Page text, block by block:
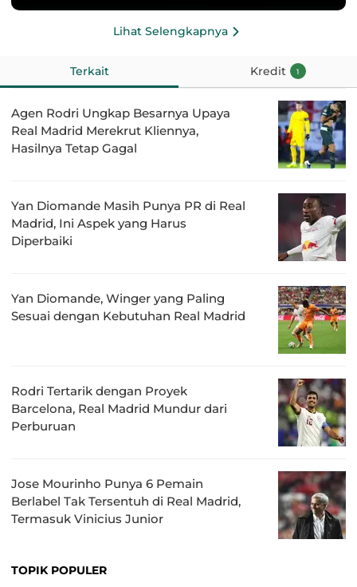
Lihat Selengkapnya
Terkait Kredit 1
Agen Rodri Ungkap Besarnya Upaya
Real Madrid Merekrut Kliennya,
Hasilnya Tetap Gagal
Yan Diomande Masih Punya PR di Real
Madrid, Ini Aspek yang Harus
Diperbaiki
Yan Diomande, Winger yang Paling
Sesuai dengan Kebutuhan Real Madrid
Rodri Tertarik dengan Proyek
Barcelona, Real Madrid Mundur dari
Perburuan
Jose Mourinho Punya 6 Pemain
Berlabel Tak Tersentuh di Real Madrid,
Termasuk Vinicius Junior
TOPIK POPULER